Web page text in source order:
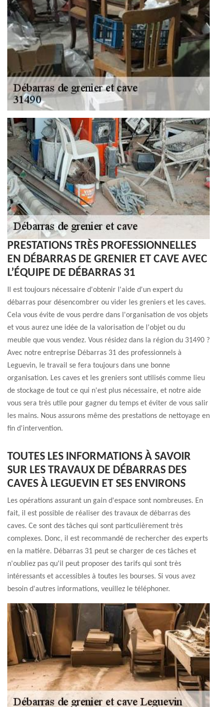
PRESTATIONS TRÈS PROFESSIONNELLES
EN DÉBARRAS DE GRENIER ET CAVE AVEC
L’ÉQUIPE DE DÉBARRAS 31
Il est toujours nécessaire d'obtenir l'aide d'un expert du
débarras pour désencombrer ou vider les greniers et les caves.
Cela vous évite de vous perdre dans l'organisation de vos objets
et vous aurez une idée de la valorisation de l'objet ou du
meuble que vous vendez. Vous résidez dans la région du 31490 ?
Avec notre entreprise Débarras 31 des professionnels à
Leguevin, le travail se fera toujours dans une bonne
organisation. Les caves et les greniers sont utilisés comme lieu
de stockage de tout ce qui n'est plus nécessaire, et notre aide
vous sera très utile pour gagner du temps et éviter de vous salir
les mains. Nous assurons même des prestations de nettoyage en
fin d'intervention.
TOUTES LES INFORMATIONS À SAVOIR
SUR LES TRAVAUX DE DÉBARRAS DES
CAVES À LEGUEVIN ET SES ENVIRONS
Les opérations assurant un gain d'espace sont nombreuses. En
fait, il est possible de réaliser des travaux de débarras des
caves. Ce sont des tâches qui sont particulièrement très
complexes. Donc, il est recommandé de rechercher des experts
en la matière. Débarras 31 peut se charger de ces tâches et
n'oubliez pas qu'il peut proposer des tarifs qui sont très
intéressants et accessibles à toutes les bourses. Si vous avez
besoin d'autres informations, veuillez le téléphoner.